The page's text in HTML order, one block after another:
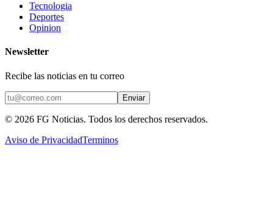
Tecnologia
Deportes
Opinion
Newsletter
Recibe las noticias en tu correo
Enviar
© 2026 FG Noticias. Todos los derechos reservados.
Aviso de PrivacidadTerminos